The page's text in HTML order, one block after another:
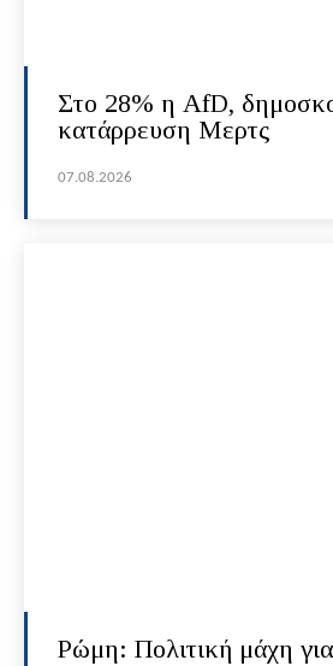
Στο 28% η AfD,
κατάρρευση Μερτς
07.08.2026
Ρώμη: Πολιτική μάχη